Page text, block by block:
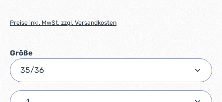
Preise inkl. MwSt. zzgl. Versandkosten
Größeauswählen
Produkt Anzahl: Gib den gewünschten Wert ein